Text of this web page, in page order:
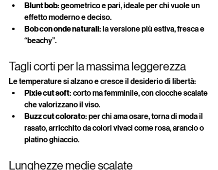
Blunt bob: geometrico e pari, ideale per chi vuole un
effetto moderno e deciso.
Bob con onde naturali
Tagli corti per la massima leggerezza
Le temperature si alzano e cresce il desiderio di libertà:
Pixie cut soft: corto ma femminile, con ciocche scalate
che valorizzano il viso.
Buzz cut colorato: per chi ama osare, torna di moda il
rasato, arricchito da colori vivaci come rosa, arancio o